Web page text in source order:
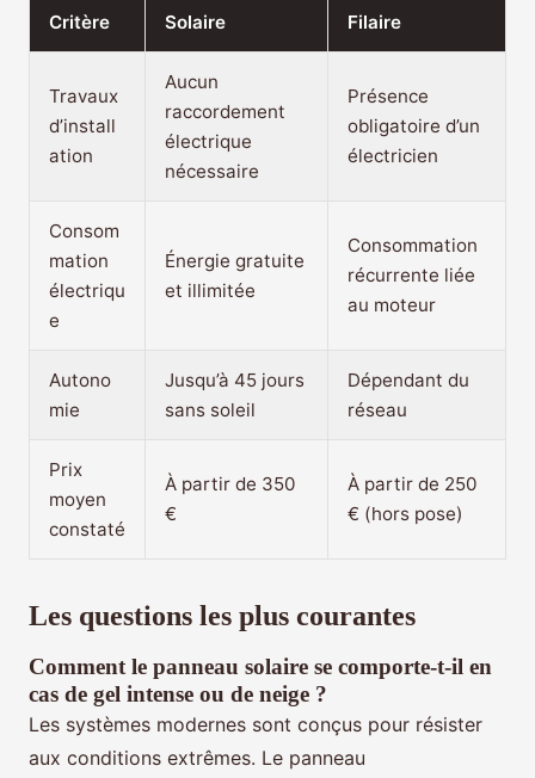
Critère
Solaire
Filaire
Travaux
d’install
ation
Aucun
raccordement
électrique
nécessaire
Présence
obligatoire d’un
électricien
Consom
mation
électriqu
e
Énergie gratuite
et illimitée
Consommation
récurrente liée
au moteur
Autono
mie
Jusqu’à 45 jours
sans soleil
Dépendant du
réseau
Prix
moyen
constaté
À partir de 350
€
À partir de 250
€ (hors pose)
Les questions les plus courantes
Comment le panneau solaire se comporte-t-il en
cas de gel intense ou de neige ?
Les systèmes modernes sont conçus pour résister
aux conditions extrêmes. Le panneau